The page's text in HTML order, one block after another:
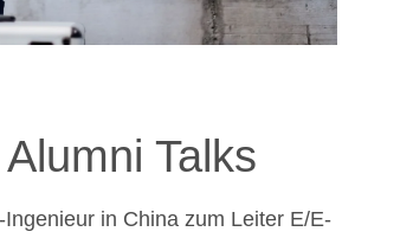
Talks
in China zum Leiter E/E-